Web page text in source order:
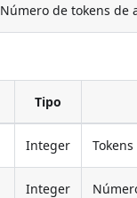
Número de tokens de
Tipo
Integer
Integer